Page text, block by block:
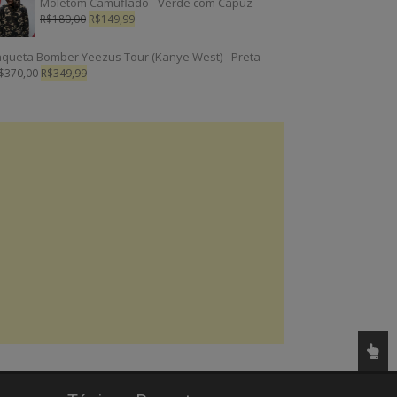
R$180,00 R$149,99
Bomber Yeezus Tour (Kanye West) - Preta
370,00 R$349,99